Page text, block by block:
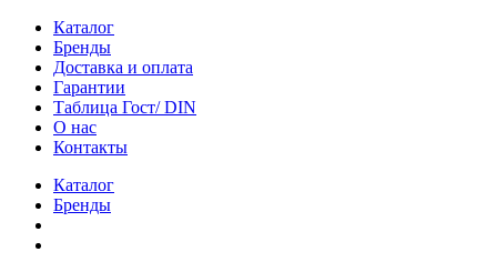
Каталог
Бренды
Доставка и оплата
Гарантии
Таблица Гост/ DIN
О нас
Контакты
Каталог
Бренды